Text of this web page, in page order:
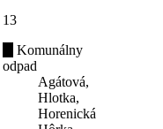
13
Komunálny
odpad
Agátová,
Hlotka,
Horenická